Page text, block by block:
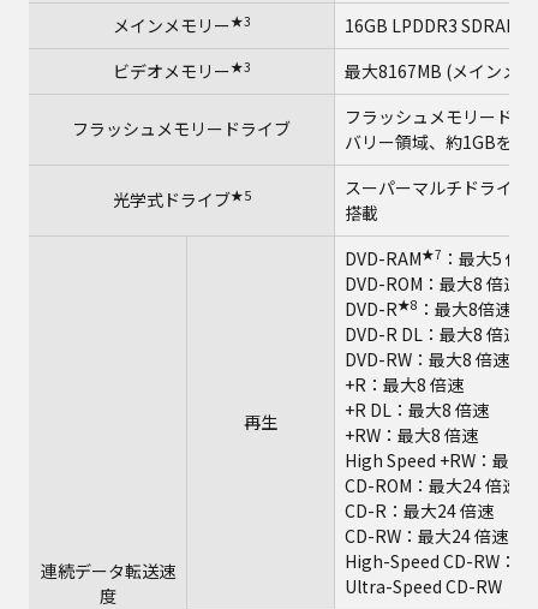
メインメモリー★3
16GB LPDDR3 SDRAM
ビデオメモリー★3 最大8167MB (メインメ
フラッシュメモリードライブ
フラッシュメモリード
バリー領域、約1GBを
光学式ドライブ★5
スーパーマルチドライブ
搭載
連続データ転送速
度
再生
DVD-RAM★7 ：最大5 倍速
DVD-ROM：最大8 倍速
DVD-R★8 ：最大8倍速
DVD-R DL：最大8 倍速
DVD-RW：最大8 倍速
+R：最大8 倍速
+R DL：最大8 倍速
+RW：最大8 倍速
High Speed +RW：最大
CD-ROM：最大24 倍速
CD-R：最大24 倍速
CD-RW：最大24 倍速
High-Speed CD-RW：最
Ultra-Speed CD-RW：